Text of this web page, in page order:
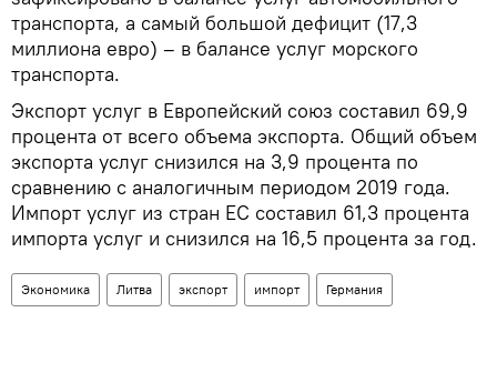
транспорта, а самый большой дефицит (17,3
миллиона евро) – в балансе услуг морского
транспорта.
Экспорт услуг в Европейский союз составил 69,9
процента от всего объема экспорта. Общий объем
экспорта услуг снизился на 3,9 процента по
сравнению с аналогичным периодом 2019 года.
Импорт услуг из стран ЕС составил 61,3 процента
импорта услуг и снизился на 16,5 процента за год.
Экономика Литва экспорт импорт Германия